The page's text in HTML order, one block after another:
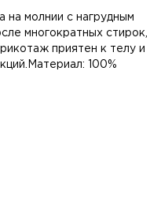
на молнии с нагрудным
многократных стирок,
приятен к телу и
100%